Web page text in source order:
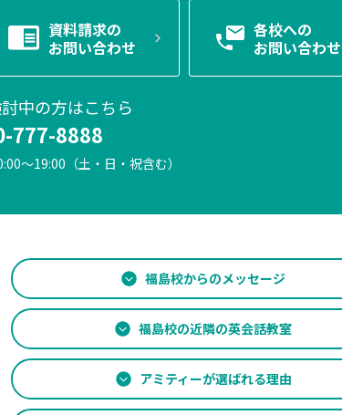
資料請求の
お問い合わせ
各校への
お問い合わせ
中の方はこちら
777-8888
～19:00（土・日・祝含む）
福島校からのメッセージ
福島校の近隣の英会話教室
アミティーが選ばれる理由